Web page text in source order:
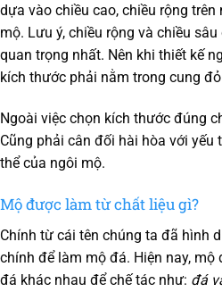
dựa vào chiều cao, chiều rộng
mộ. Lưu ý, chiều rộng và chiều
quan trọng nhất. Nên khi thiết kế
kích thước phải nằm trong cung
Ngoài việc chọn kích thước đúng
Cũng phải cân đối hài hòa với yếu
thể của ngôi mộ.
Mộ được làm từ chất liệu gì?
Chính từ cái tên chúng ta đã hình
chính để làm mộ đá. Hiện nay,
đá khác nhau để chế tác như: đá